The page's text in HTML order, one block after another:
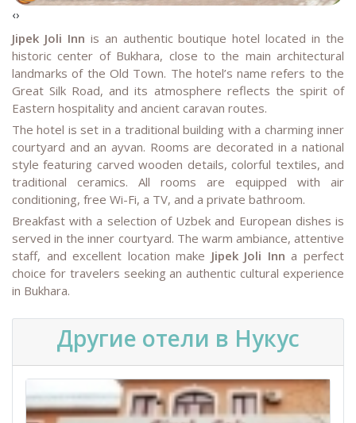
‹›
Jipek Joli Inn is an authentic boutique hotel located in the
historic center of Bukhara, close to the main architectural
landmarks of the Old Town. The hotel’s name refers to the
Great Silk Road, and its atmosphere reflects the spirit of
Eastern hospitality and ancient caravan routes.
The hotel is set in a traditional building with a charming inner
courtyard and an ayvan. Rooms are decorated in a national
style featuring carved wooden details, colorful textiles, and
traditional ceramics. All rooms are equipped with air
conditioning, free Wi-Fi, a TV, and a private bathroom.
Breakfast with a selection of Uzbek and European dishes is
served in the inner courtyard. The warm ambiance, attentive
staff, and excellent location make Jipek Joli Inn a perfect
choice for travelers seeking an authentic cultural experience
in Bukhara.
Другие отели в Нукус